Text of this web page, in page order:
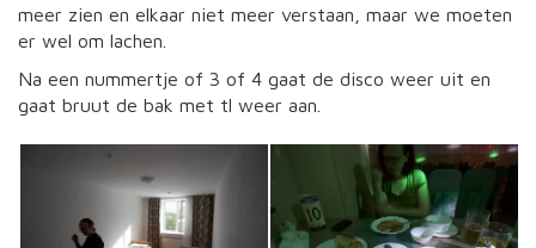
meer zien en elkaar niet meer verstaan, maar we moeten
er wel om lachen.
Na een nummertje of 3 of 4 gaat de disco weer uit en
gaat bruut de bak met tl weer aan.